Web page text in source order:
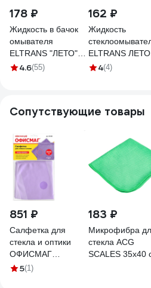
178 ₽
Жидкость в бачок
омывателя
ELTRANS "ЛЕТО"
жевательная
4.6(55)
162 ₽
Жидкость
ELTRANS ЛЕТО
"МОХИТО",
4(4)
Сопутствующие товары
851 ₽
Салфетка для
стекла и оптики
ОФИСМАГ
микрофибра, 30x30
5(1)
183 ₽
Микрофибра
стекла ACG
SCALES 35x40